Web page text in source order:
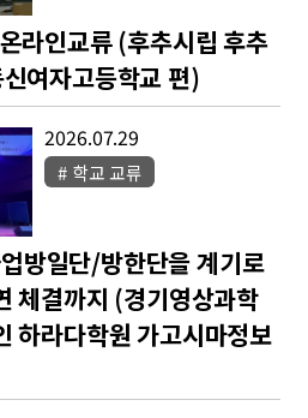
라인교류 (후추시립 후추
여자고등학교 편)
2026.07.29
학교 교류
방일단/방한단을 계기로
체결까지 (경기영상과학
하라다학원 가고시마정보